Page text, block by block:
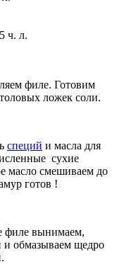
ч. л.
филе. Готовим
ложек соли.
специй и масла для
сухие
масло смешиваем до
готов !
филе вынимаем,
обмазываем щедро